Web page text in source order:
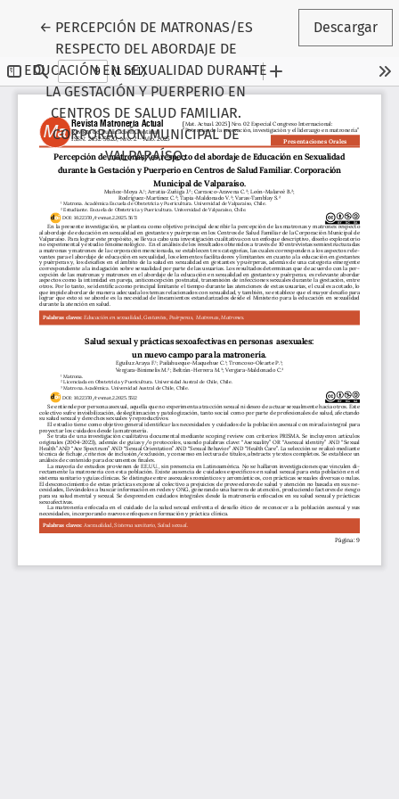
← Volver a los detalles del artículo
PERCEPCIÓN DE MATRONAS/ES
RESPECTO DEL ABORDAJE DE
EDUCACIÓN EN SEXUALIDAD DURANTE
LA GESTACIÓN Y PUERPERIO EN
CENTROS DE SALUD FAMILIAR.
CORPORACIÓN MUNICIPAL DE
VALPARAÍSO.
Descargar